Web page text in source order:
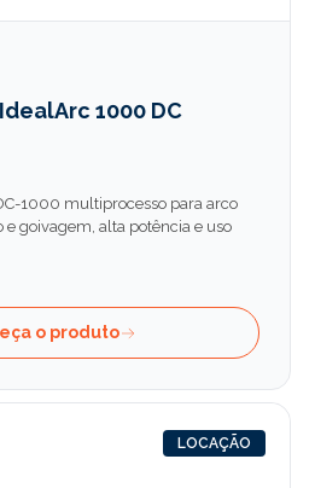
1000 DC
1000 multiprocesso para arco
e goivagem, alta potência e uso
o produto
LOCAÇÃO